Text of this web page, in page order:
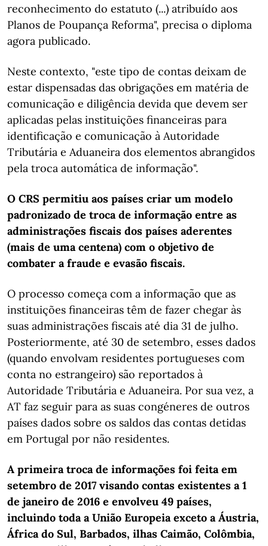
reconhecimento do estatuto (...) atribuído aos
Planos de Poupança Reforma", precisa o diploma
agora publicado.
Neste contexto, "este tipo de contas deixam de
estar dispensadas das obrigações em matéria de
comunicação e diligência devida que devem ser
aplicadas pelas instituições financeiras para
identificação e comunicação à Autoridade
Tributária e Aduaneira dos elementos abrangidos
pela troca automática de informação".
O CRS permitiu aos países criar um modelo
padronizado de troca de informação entre as
administrações fiscais dos países aderentes
(mais de uma centena) com o objetivo de
combater a fraude e evasão fiscais.
O processo começa com a informação que as
instituições financeiras têm de fazer chegar às
suas administrações fiscais até dia 31 de julho.
Posteriormente, até 30 de setembro, esses dados
(quando envolvam residentes portugueses com
conta no estrangeiro) são reportados à
Autoridade Tributária e Aduaneira. Por sua vez, a
AT faz seguir para as suas congéneres de outros
países dados sobre os saldos das contas detidas
em Portugal por não residentes.
A primeira troca de informações foi feita em
setembro de 2017 visando contas existentes a 1
de janeiro de 2016 e envolveu 49 países,
incluindo toda a União Europeia exceto a Áustria,
África do Sul, Barbados, ilhas Caimão, Colômbia,